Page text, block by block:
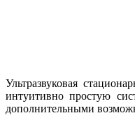
Ультразвуковая
интуитивно простую
дополнительными